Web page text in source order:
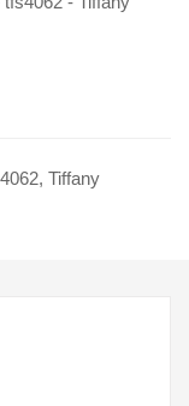
, Tiffany